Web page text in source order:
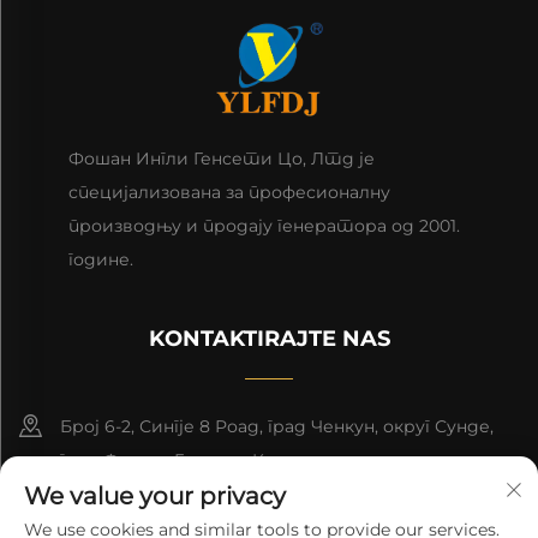
Фошан Ингли Генсети Цо, Лтд је
специјализована за професионалну
производњу и продају генератора од 2001.
године.
KONTAKTIRAJTE NAS
Број 6-2, Сингје 8 Роад, град Ченкун, округ Сунде,
град Фошан, Гуандун, Кина.
8618676517177
We value your privacy
We use cookies and similar tools to provide our services.